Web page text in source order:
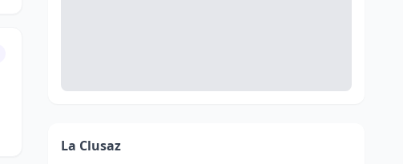
La Clusaz